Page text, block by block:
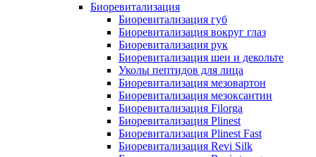
Биоревитализация
Биоревитализация губ
Биоревитализация вокруг глаз
Биоревитализация рук
Биоревитализация шеи и декольте
Уколы пептидов для лица
Биоревитализация мезовартон
Биоревитализация мезоксантин
Биоревитализация Filorga
Биоревитализация Plinest
Биоревитализация Plinest Fast
Биоревитализация Revi Silk